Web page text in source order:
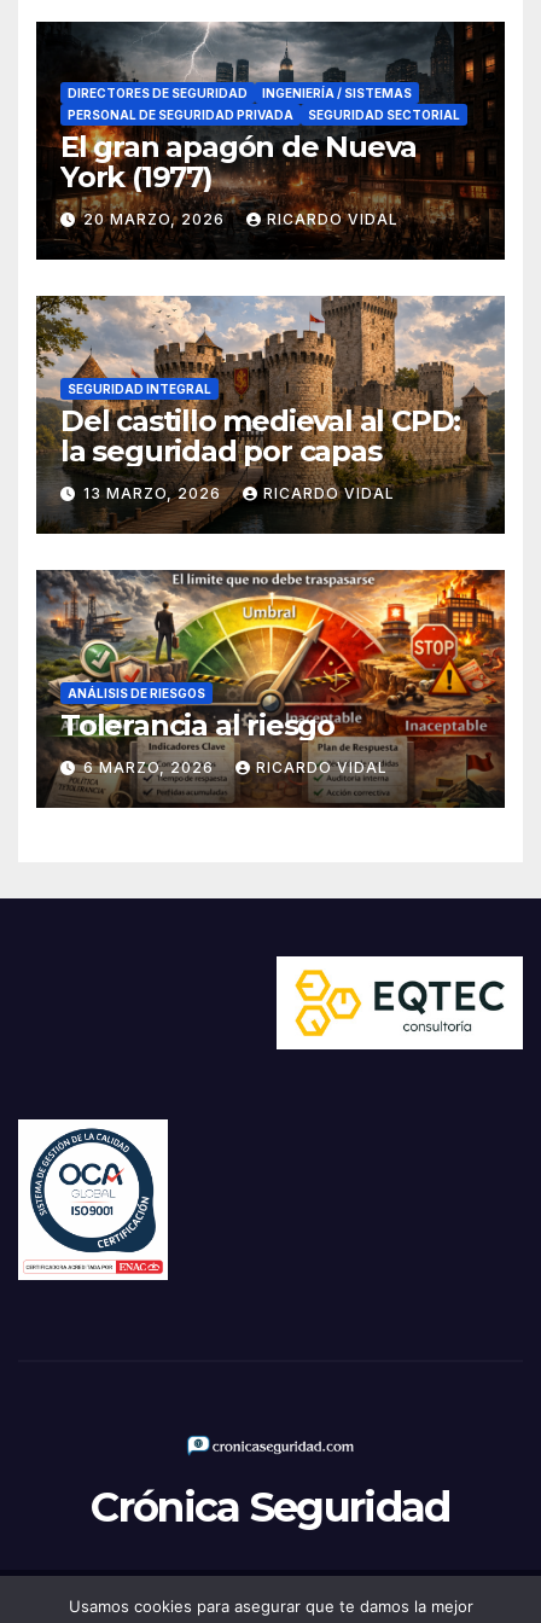
DIRECTORES DE SEGURIDAD
INGENIERÍA / SISTEMAS
PERSONAL DE SEGURIDAD PRIVADA
SEGURIDAD SECTORIAL
El gran apagón de Nueva
York (1977)
20 MARZO, 2026 RICARDO VIDAL
SEGURIDAD INTEGRAL
Del castillo medieval al CPD:
la seguridad por capas
13 MARZO, 2026 RICARDO VIDAL
ANÁLISIS DE RIESGOS
Tolerancia al riesgo
6 MARZO, 2026 RICARDO VIDAL
Crónica Seguridad
Funciona gracias a WordPress|Tema: Newsup deThemeansar
Usamos cookies para asegurar que te damos la mejor